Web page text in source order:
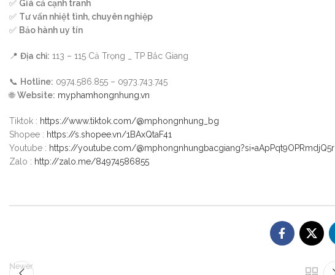
✅ Giá cả cạnh tranh
✅ Tư vấn nhiệt tình, chuyên nghiệp
✅ Bảo hành uy tín
📍 Địa chỉ: 113 – 115 Cả Trọng _ TP Bắc Giang
📞 Hotline: 0974.586.855 – 0973.743.745
🌐Website: myphamhongnhung.vn
Tiktok : https://www.tiktok.com/@mphongnhung_bg
Shopee : https://s.shopee.vn/1BAxQtaF41
Youtube : https://youtube.com/@mphongnhungbacgiang?si=aApPqt9OPRmdjQ5r
Zalo : http://zalo.me/84974586855
Newer